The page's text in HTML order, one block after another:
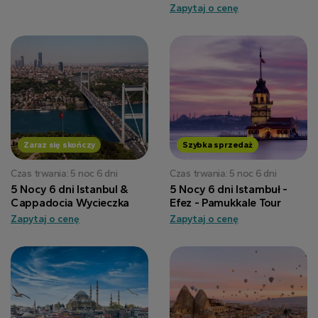
Zapytaj o cenę
Zaraz się skończy
Czas trwania: 5 noc 6 dni
5 Nocy 6 dni Istanbul &
Cappadocia Wycieczka
Zapytaj o cenę
Szybka sprzedaż
Czas trwania: 5 noc 6 dni
5 Nocy 6 dni Istambuł -
Efez - Pamukkale Tour
Zapytaj o cenę